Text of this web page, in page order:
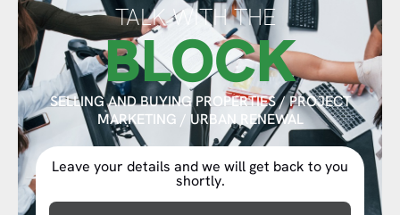
TALK WITH THE
BLOCK
SELLING AND BUYING PROPERTIES / PROJECT
MARKETING / URBAN RENEWAL
Leave your details and we will get back to you
shortly.